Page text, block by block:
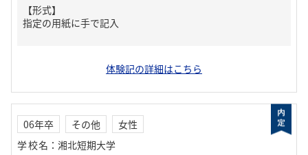
【形式】
指定の用紙に手で記入
体験記の詳細はこちら
06年卒 その他
女性
学校名 ： 湘北短期大学